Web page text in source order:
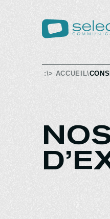
:\> ACCUEIL\